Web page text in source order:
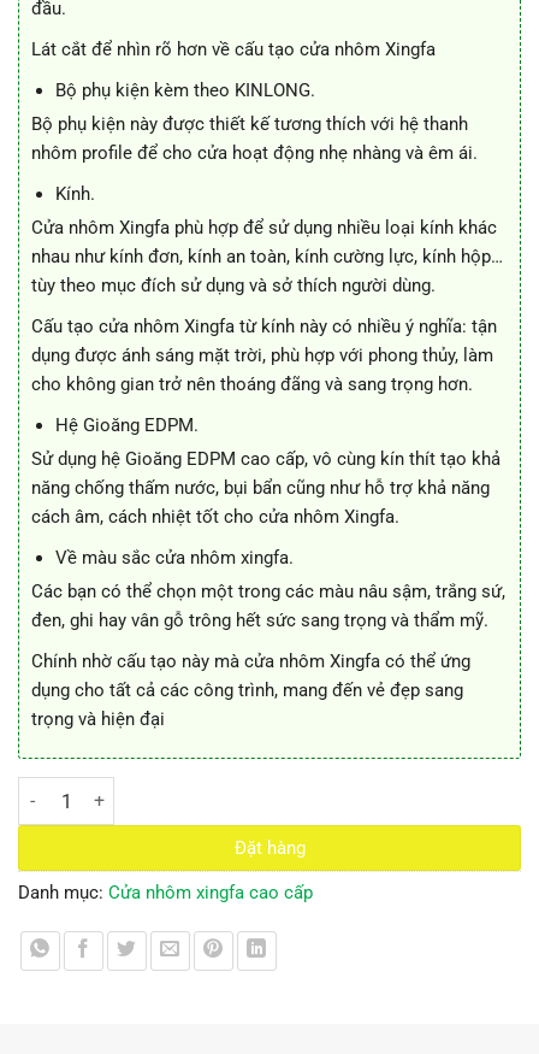
đầu.
Lát cắt để nhìn rõ hơn về cấu tạo cửa nhôm Xingfa
Bộ phụ kiện kèm theo KINLONG.
Bộ phụ kiện này được thiết kế tương thích với hệ thanh
nhôm profile để cho cửa hoạt động nhẹ nhàng và êm ái.
Kính.
Cửa nhôm Xingfa phù hợp để sử dụng nhiều loại kính khác
nhau như kính đơn, kính an toàn, kính cường lực, kính hộp…
tùy theo mục đích sử dụng và sở thích người dùng.
Cấu tạo cửa nhôm Xingfa từ kính này có nhiều ý nghĩa: tận
dụng được ánh sáng mặt trời, phù hợp với phong thủy, làm
cho không gian trở nên thoáng đãng và sang trọng hơn.
Hệ Gioăng EDPM.
Sử dụng hệ Gioăng EDPM cao cấp, vô cùng kín thít tạo khả
năng chống thấm nước, bụi bẩn cũng như hỗ trợ khả năng
cách âm, cách nhiệt tốt cho cửa nhôm Xingfa.
Về màu sắc cửa nhôm xingfa.
Các bạn có thể chọn một trong các màu nâu sậm, trắng sứ,
đen, ghi hay vân gỗ trông hết sức sang trọng và thẩm mỹ.
Chính nhờ cấu tạo này mà cửa nhôm Xingfa có thể ứng
dụng cho tất cả các công trình, mang đến vẻ đẹp sang
trọng và hiện đại
cửa nhôm xingfa số lượng
Đặt hàng
Danh mục: Cửa nhôm xingfa cao cấp